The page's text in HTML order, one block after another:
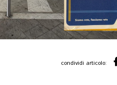
condividi articolo: